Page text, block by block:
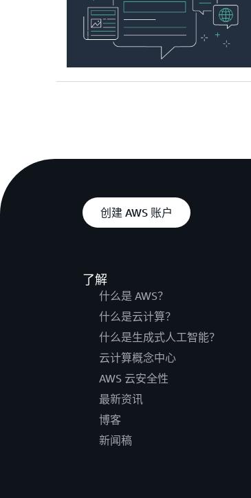
创建 AWS 账户
了解
什么是 AWS？
什么是云计算？
什么是生成式人工智能？
云计算概念中心
AWS 云安全性
最新资讯
博客
新闻稿